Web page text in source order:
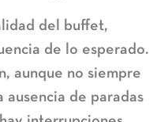
del buffet,
de lo esperado.
aunque no siempre
ausencia de paradas